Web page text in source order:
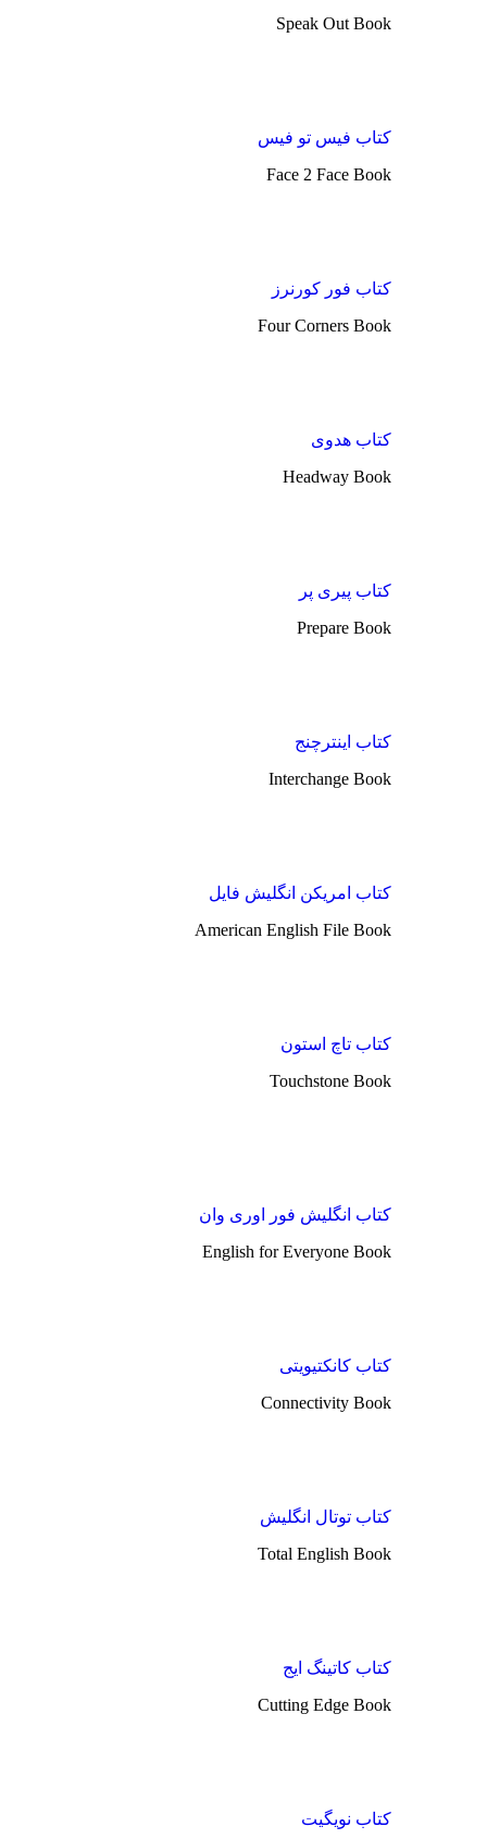
Speak Out Book
کتاب فیس تو فیس
Face 2 Face Book
کتاب فور کورنرز
Four Corners Book
کتاب هدوی
Headway Book
کتاب پیری پر
Prepare Book
کتاب اینترچنج
Interchange Book
کتاب امریکن انگلیش فایل
American English File Book
کتاب تاچ استون
Touchstone Book
کتاب انگلیش فور اوری وان
English for Everyone Book
کتاب کانکتیویتی
Connectivity Book
کتاب توتال انگلیش
Total English Book
کتاب کاتینگ ایج
Cutting Edge Book
کتاب نویگیت